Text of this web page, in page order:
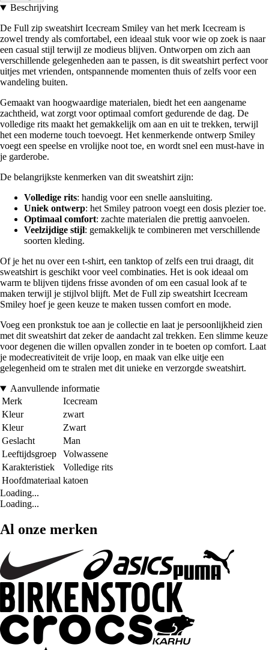
Beschrijving
De Full zip sweatshirt Icecream Smiley van het merk Icecream is
zowel trendy als comfortabel, een ideaal stuk voor wie op zoek is naar
een casual stijl terwijl ze modieus blijven. Ontworpen om zich aan
verschillende gelegenheden aan te passen, is dit sweatshirt perfect voor
uitjes met vrienden, ontspannende momenten thuis of zelfs voor een
wandeling buiten.
Gemaakt van hoogwaardige materialen, biedt het een aangename
zachtheid, wat zorgt voor optimaal comfort gedurende de dag. De
volledige rits maakt het gemakkelijk om aan en uit te trekken, terwijl
het een moderne touch toevoegt. Het kenmerkende ontwerp Smiley
voegt een speelse en vrolijke noot toe, en wordt snel een must-have in
je garderobe.
De belangrijkste kenmerken van dit sweatshirt zijn:
Volledige rits: handig voor een snelle aansluiting.
Uniek ontwerp: het Smiley patroon voegt een dosis plezier toe.
Optimaal comfort: zachte materialen die prettig aanvoelen.
Veelzijdige stijl: gemakkelijk te combineren met verschillende
soorten kleding.
Of je het nu over een t-shirt, een tanktop of zelfs een trui draagt, dit
sweatshirt is geschikt voor veel combinaties. Het is ook ideaal om
warm te blijven tijdens frisse avonden of om een casual look af te
maken terwijl je stijlvol blijft. Met de Full zip sweatshirt Icecream
Smiley hoef je geen keuze te maken tussen comfort en mode.
Voeg een pronkstuk toe aan je collectie en laat je persoonlijkheid zien
met dit sweatshirt dat zeker de aandacht zal trekken. Een slimme keuze
voor degenen die willen opvallen zonder in te boeten op comfort. Laat
je modecreativiteit de vrije loop, en maak van elke uitje een
gelegenheid om te stralen met dit unieke en verzorgde sweatshirt.
Aanvullende informatie
Merk
Icecream
Kleur
zwart
Kleur
Zwart
Geslacht
Man
Leeftijdsgroep
Volwassene
Karakteristiek
Volledige rits
Hoofdmateriaal katoen
Loading...
Loading...
Al onze merken